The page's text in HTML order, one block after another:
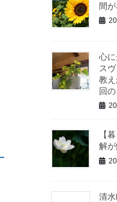
間
心に
ス
教
回
【
解
清